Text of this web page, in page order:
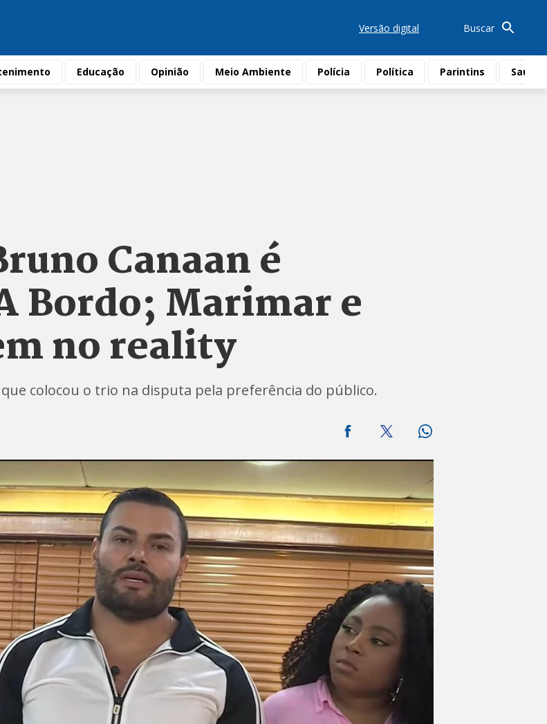
Versão digital Buscar
Educação Opinião Meio Ambiente Polícia Política Parintins Saúde
Canaan é
Bordo; Marimar e
no reality
colocou o trio na disputa pela preferência do público.